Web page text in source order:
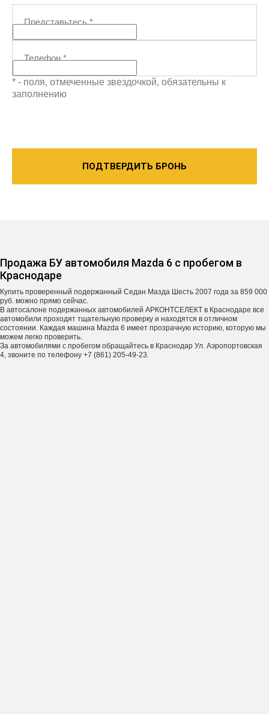
Представьтесь*
Телефон*
* - поля, отмеченные звездочкой, обязательны к
заполнению
ПОДТВЕРДИТЬ БРОНЬ
Продажа БУ автомобиля Mazda 6 с пробегом в
Краснодаре
Купить проверенный подержанный Седан Мазда Шесть 2007 года за 859 000
руб. можно прямо сейчас.
В автосалоне подержанных автомобилей АРКОНТСЕЛЕКТ в Краснодаре все
автомобили проходят тщательную проверку и находятся в отличном
состоянии. Каждая машина Mazda 6 имеет прозрачную историю, которую мы
можем легко проверить.
За автомобилями с пробегом обращайтесь в Краснодар Ул. Аэропортовская
4, звоните по телефону +7 (861) 205-49-23.